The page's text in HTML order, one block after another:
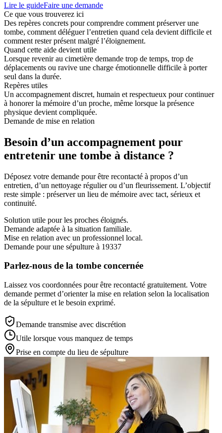
Lire le guideFaire une demande
Ce que vous trouverez ici
Des repères concrets pour comprendre comment préserver une
tombe, comment déléguer l’entretien quand cela devient difficile et
comment rester présent malgré l’éloignement.
Quand cette aide devient utile
Lorsque revenir au cimetière demande trop de temps, trop de
déplacements ou ravive une charge émotionnelle difficile à porter
seul dans la durée.
Repères utiles
Un accompagnement discret, humain et respectueux pour continuer
à honorer la mémoire d’un proche, même lorsque la présence
physique devient compliquée.
Demande de mise en relation
Besoin d’un accompagnement pour
entretenir une tombe à distance ?
Déposez votre demande pour être recontacté à propos d’un
entretien, d’un nettoyage régulier ou d’un fleurissement. L’objectif
reste simple : préserver un lieu de mémoire avec tact, sérieux et
continuité.
Solution utile pour les proches éloignés.
Demande adaptée à la situation familiale.
Mise en relation avec un professionnel local.
Demande pour une sépulture à 19337
Parlez-nous de la tombe concernée
Laissez vos coordonnées pour être recontacté gratuitement. Votre
demande permet d’orienter la mise en relation selon la localisation
de la sépulture et le besoin exprimé.
Demande transmise avec discrétion
Utile lorsque vous manquez de temps
Prise en compte du lieu de sépulture